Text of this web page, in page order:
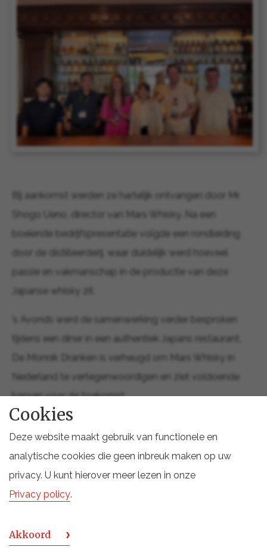
Bij aankomst werden ze hartelijk ontvangen door Mr.
Shogo Ueno, director van Mars Whisky. Na een
boeiende bedrijfspresentatie volgde een rondleiding
door de distilleerderij, waar duidelijk werd hoeveel
passie en vakmanschap in de productie van deze
Japanse whisky zit.
’s Avonds werd de samenwerking verder besproken
tijdens een diner in een authentiek Japans restaurant.
De Monnik Dranken is verheugd om Mars Whisky in
Nederland te vertegenwoordigen en ziet voldoende
kansen voor de toekomst.
De resterende dagen bracht de familie door in Tokyo
en omgeving. Wat hen vooral bijbleef van zowel
Taiwan als Japan was de beleefdheid en gastvrijheid
van de mensen, evenals de netheid van de landen.
onvergetelijke en waardevolle ervaring.
Cookies
Deze website maakt gebruik van functionele en
analytische cookies die geen inbreuk maken op uw
privacy. U kunt hierover meer lezen in onze
Privacy policy.
Akkoord